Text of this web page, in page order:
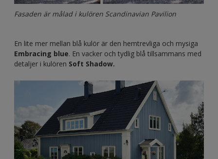
Fasaden är målad i kulören Scandinavian Pavilion
En lite mer mellan blå kulör är den hemtrevliga och mysiga
Embracing blue. En vacker och tydlig blå tillsammans med
detaljer i kulören Soft Shadow.